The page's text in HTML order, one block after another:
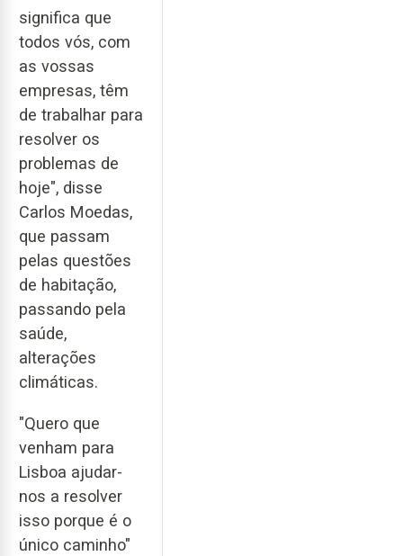
significa que
todos vós, com
as vossas
empresas, têm
de trabalhar para
resolver os
problemas de
hoje", disse
Carlos Moedas,
que passam
pelas questões
de habitação,
passando pela
saúde,
alterações
climáticas.
"Quero que
venham para
Lisboa ajudar-
nos a resolver
isso porque é o
único caminho"